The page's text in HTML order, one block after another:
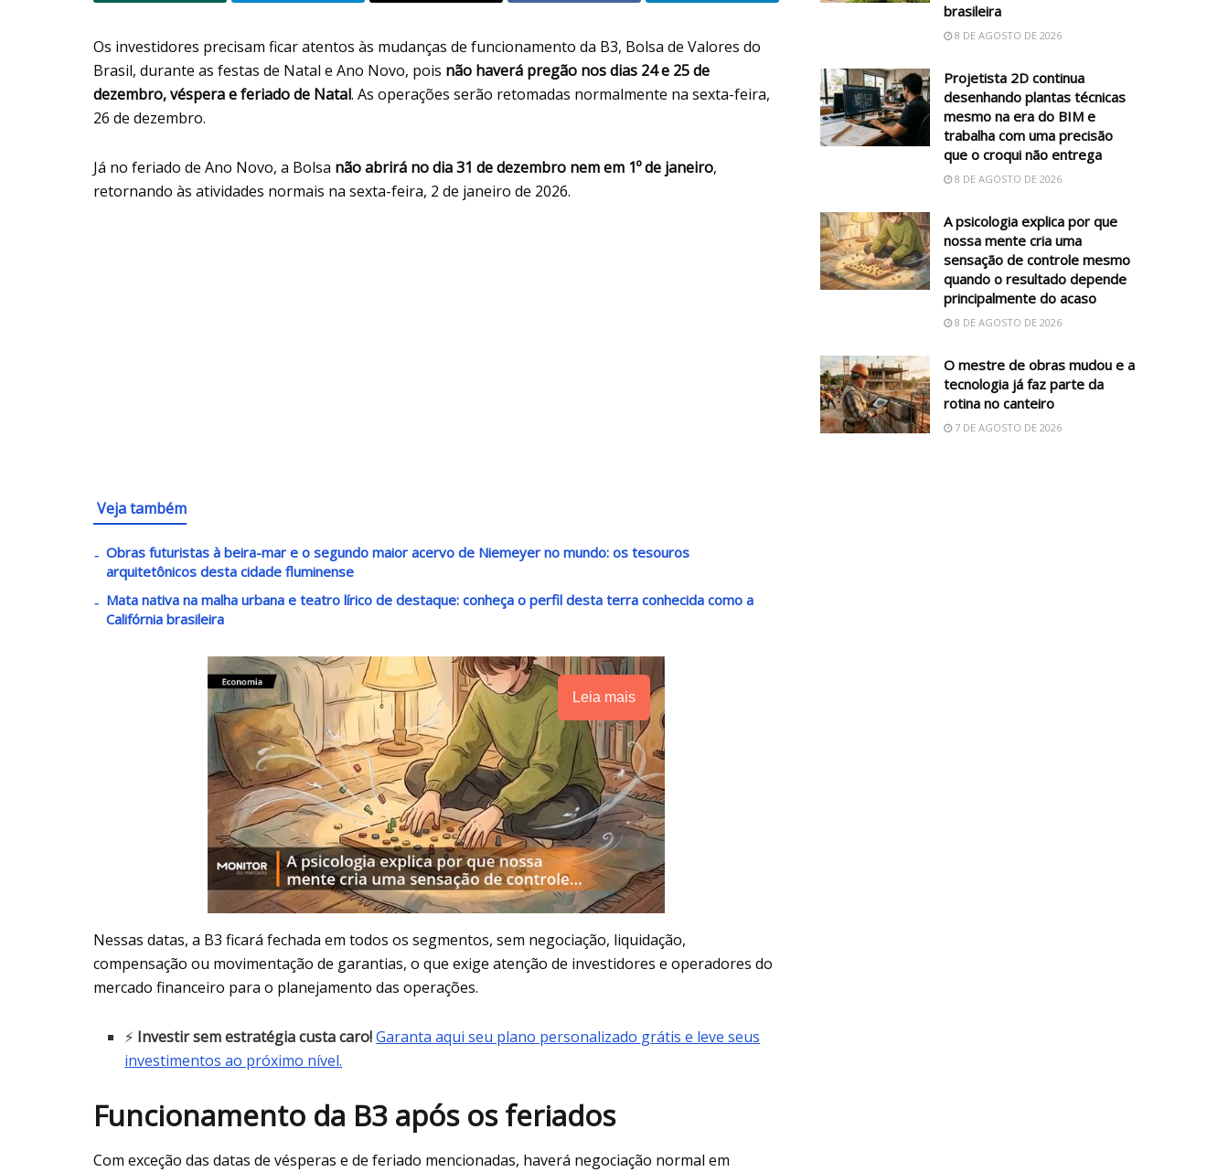
Os investidores precisam ficar atentos às mudanças de funcionamento da B3, Bolsa de Valores do
Brasil, durante as festas de Natal e Ano Novo, pois não haverá pregão nos dias 24 e 25 de
dezembro, véspera e feriado de Natal. As operações serão retomadas normalmente na sexta-feira,
26 de dezembro.
Já no feriado de Ano Novo, a Bolsa não abrirá no dia 31 de dezembro nemem 1º de janeiro,
retornando às atividades normais na sexta-feira, 2 de janeiro de 2026.
Veja também
Obras futuristas à beira-mar e o segundo maior acervo de Niemeyer no mundo: os tesouros
arquitetônicos desta cidade fluminense
Mata nativa na malha urbana e teatro lírico de destaque: conheça o perfil desta terra conhecida como a
Califórnia brasileira
Leia mais
Nessas datas, a B3 ficará fechada em todos os segmentos, sem negociação, liquidação,
compensação ou movimentação de garantias, o que exige atenção de investidores e operadores do
mercado financeiro para o planejamento das operações.
⚡ Investir sem estratégia custa caro!Garanta aqui seu plano personalizado grátis e leve seus
investimentos ao próximo nível.
Funcionamento da B3 após os feriados
Com exceção das datas de vésperas e de feriado mencionadas, haverá negociação normal em
brasileira
8 DE AGOSTO DE 2026
Projetista 2D continua
desenhando plantas técnicas
mesmo na era do BIM e
trabalha com uma precisão
que o croqui não entrega
8 DE AGOSTO DE 2026
A psicologia explica por que
nossa mente cria uma
sensação de controle mesmo
quando o resultado depende
principalmente do acaso
8 DE AGOSTO DE 2026
O mestre de obras mudou e a
tecnologia já faz parte da
rotina no canteiro
7 DE AGOSTO DE 2026